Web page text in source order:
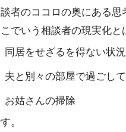
者のココロの奥にある思
でいう相談者の現実化と
同居をせざるを得ない状
夫と別々の部屋で過ごし
お姑さんの掃除
。